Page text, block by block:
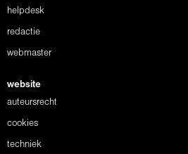
helpdesk
redactie
webmaster
website
auteursrecht
cookies
techniek